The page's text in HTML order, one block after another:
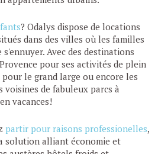
? Odalys dispose de locations
dans des villes où les familles
Avec des destinations
pour ses activités de plein
le grand large ou encore les
voisines de fabuleux parcs à
vacances!
partir pour raisons professionelles,
solution alliant économie et